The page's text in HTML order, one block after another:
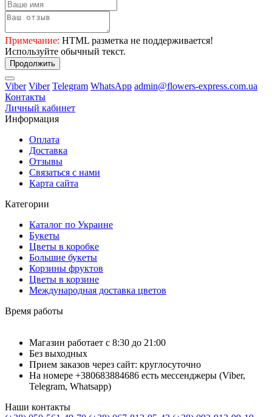
Примечание: HTML разметка не поддерживается!
Используйте обычный текст.
Продолжить
Viber Viber Telegram WhatsApp admin@flowers-express.com.ua
Контакты
Личный кабинет
Информация
Оплата
Доставка
Отзывы
Связаться с нами
Карта сайта
Категории
Каталог по Украине
Букеты
Цветы в коробке
Большие букеты
Корзины фруктов
Цветы в корзине
Международная доставка цветов
Время работы
Магазин работает с 8:30 до 21:00
Без выходных
Прием заказов через сайт: круглосуточно
На номере +380683884686 есть мессенджеры (Viber,
Telegram, Whatsapp)
Наши контакты